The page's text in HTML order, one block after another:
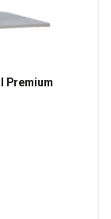
Premium